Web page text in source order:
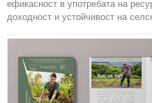
ефикасност в употребата на
доходност и устойчивост на